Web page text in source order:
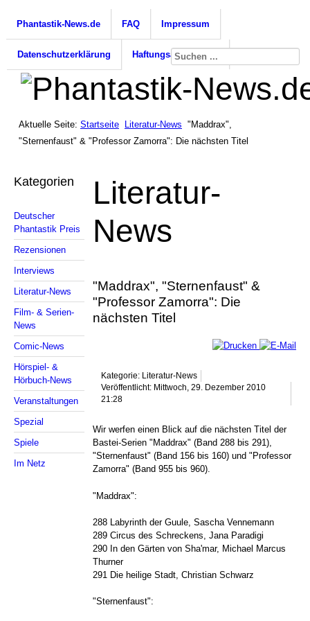
Phantastik-News.de FAQ Impressum
Datenschutzerklärung Haftungsausschluss
Aktuelle Seite: Startseite Literatur-News "Maddrax",
"Sternenfaust" & "Professor Zamorra": Die nächsten Titel
Kategorien
Deutscher
Phantastik Preis
Rezensionen
Interviews
Literatur-News
Film- & Serien-
News
Comic-News
Hörspiel- &
Hörbuch-News
Veranstaltungen
Spezial
Spiele
Im Netz
Literatur-
News
"Maddrax", "Sternenfaust" &
"Professor Zamorra": Die
nächsten Titel
Kategorie: Literatur-News
Veröffentlicht: Mittwoch, 29. Dezember 2010
21:28
Wir werfen einen Blick auf die nächsten Titel der
Bastei-Serien "Maddrax" (Band 288 bis 291),
"Sternenfaust" (Band 156 bis 160) und "Professor
Zamorra" (Band 955 bis 960).
"Maddrax":
288 Labyrinth der Guule, Sascha Vennemann
289 Circus des Schreckens, Jana Paradigi
290 In den Gärten von Sha'mar, Michael Marcus
Thurner
291 Die heilige Stadt, Christian Schwarz
"Sternenfaust":